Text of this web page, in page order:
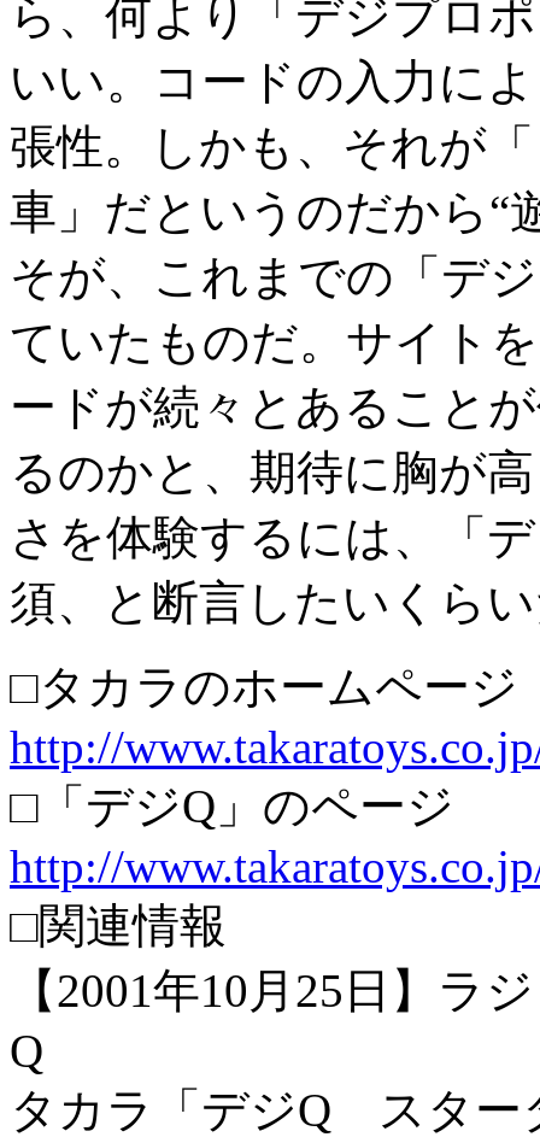
ら、何より「デジプロ
いい。コードの入力に
張性。しかも、それが
車」だというのだから“
そが、これまでの「デ
ていたものだ。サイト
ードが続々とあること
るのかと、期待に胸が
さを体験するには、「
須、と断言したいくら
□タカラのホームページ
http://
□「デジQ」のページ
http://
□関連情報
【2001年10月25日】ラ
Q
タカラ「デジQ スター